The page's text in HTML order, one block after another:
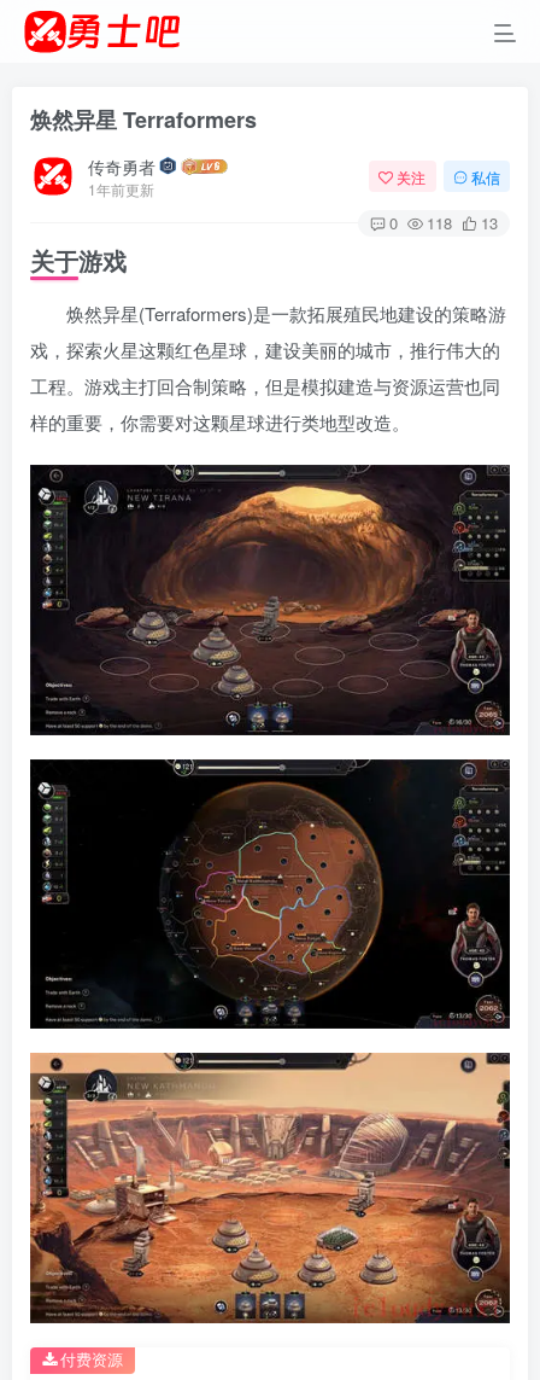
焕然异星 Terraformers
传奇勇者
1年前更新
关注 私信
0 118 13
关于游戏
焕然异星(Terraformers)是一款拓展殖民地建设的策略游
戏，探索火星这颗红色星球，建设美丽的城市，推行伟大的
工程。游戏主打回合制策略，但是模拟建造与资源运营也同
样的重要，你需要对这颗星球进行类地型改造。
付费资源